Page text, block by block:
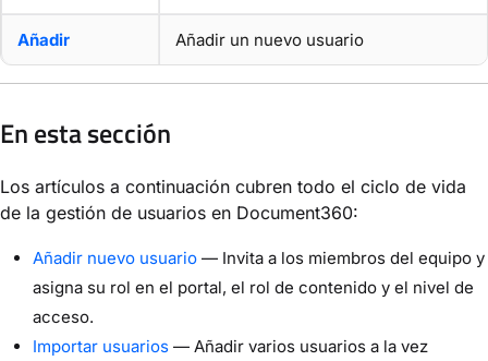
Añadir Añadir un nuevo usuario
En esta sección
Los artículos a continuación cubren todo el ciclo de vida
de la gestión de usuarios en Document360:
Añadir nuevo usuario — Invita a los miembros del equipo y
asigna su rol en el portal, el rol de contenido y el nivel de
acceso.
Importar usuarios — Añadir varios usuarios a la vez